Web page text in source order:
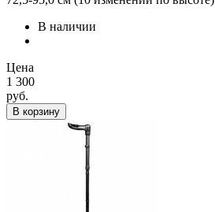
В наличии
Цена
1 300
руб.
В корзину